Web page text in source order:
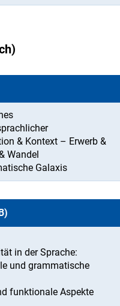
& Kontext – Erwerb &
Wandel
Galaxis
in der Sprache:
und grammatische
funktionale Aspekte